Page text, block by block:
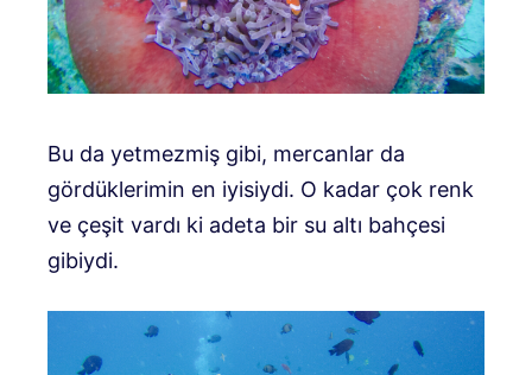
Bu da yetmezmiş gibi, mercanlar da
gördüklerimin en iyisiydi. O kadar çok renk
ve çeşit vardı ki adeta bir su altı bahçesi
gibiydi.